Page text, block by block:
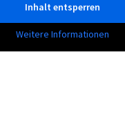
Inhalt entsperren
Weitere Informationen